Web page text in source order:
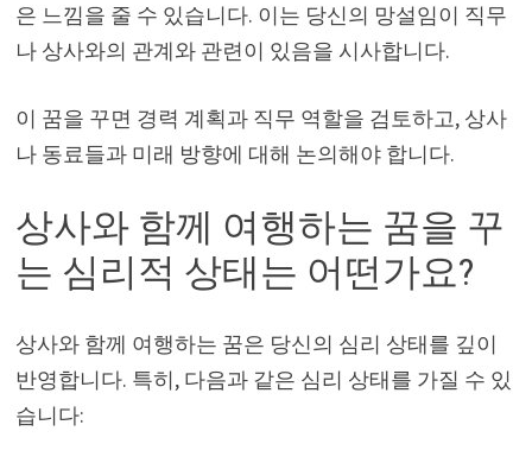
은 느낌을 줄 수 있습니다. 이는 당신의 망설임이 직무
나 상사와의 관계와 관련이 있음을 시사합니다.
이 꿈을 꾸면 경력 계획과 직무 역할을 검토하고, 상사
나 동료들과 미래 방향에 대해 논의해야 합니다.
상사와 함께 여행하는 꿈을 꾸
는 심리적 상태는 어떤가요?
상사와 함께 여행하는 꿈은 당신의 심리 상태를 깊이
반영합니다. 특히, 다음과 같은 심리 상태를 가질 수 있
습니다: